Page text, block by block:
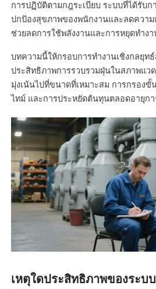
การปฏิบัติตามกฎระเบียบ ระบบที่ได้รับก
ปกป้องสุขภาพของพนักงานและลดความ
ช่วยลดการใช้พลังงานและการหยุดทำง
บทความนี้ให้กรอบการทำงานเชิงกลยุท
ประสิทธิภาพการรวบรวมฝุ่นในสภาพแว
มุ่งเน้นไปที่ขนาดที่เหมาะสม การกรองขั้
ไทม์ และการประหยัดต้นทุนตลอดอายุกา
เหตุใดประสิทธิภาพของระบ